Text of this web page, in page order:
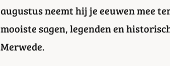
augustus neemt hij je eeuwen mee
mooiste sagen, legenden en
Merwede.